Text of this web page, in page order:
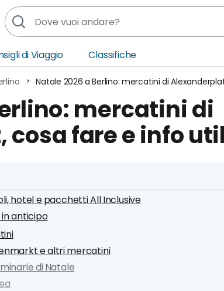
Oceania
America Centrale
Medio Oriente
di Viaggio Classifiche
Natale 2026 a Berlino: mercatini di
mercatini di
cosa fare e info
hotel e pacchetti All Inclusive
anticipo
e altri mercatini
di Natale